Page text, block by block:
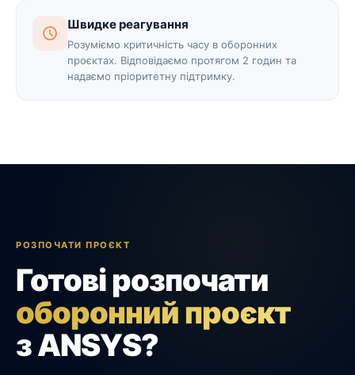
Швидке реагування
Розуміємо критичність часу в оборонних
проєктах. Відповідаємо протягом 2 годин та
надаємо пріоритетну підтримку.
РОЗПОЧАТИ ПРОЄКТ
Готові розпочати
оборонний проєкт
з ANSYS?